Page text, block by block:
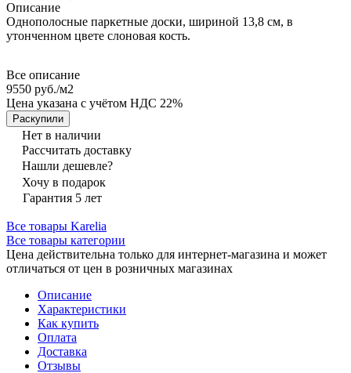
Описание
Однополосные паркетные доски, шириной 13,8 см, в
утонченном цвете слоновая кость.
Все описание
9550 руб./м2
Цена указана с учётом НДС 22%
Раскупили
Нет в наличии
Рассчитать доставку
Нашли дешевле?
Хочу в подарок
Гарантия 5 лет
Все товары Karelia
Все товары категории
Цена действительна только для интернет-магазина и может
отличаться от цен в розничных магазинах
Описание
Характеристики
Как купить
Оплата
Доставка
Отзывы